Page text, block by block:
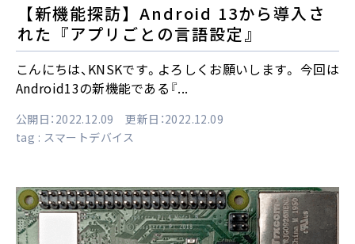
【新機能探訪】Android 13から導入さ
れた『アプリごとの言語設定』
こんにちは、KNSKです。よろしくお願いします。 今回は
Android13の新機能である『...
公開日：2022.12.09 更新日：2022.12.09
tag : スマートデバイス